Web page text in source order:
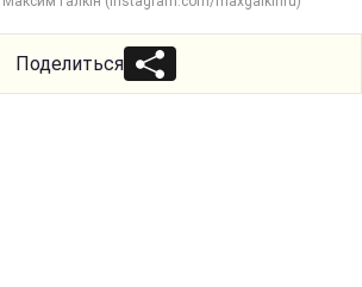
Поделиться